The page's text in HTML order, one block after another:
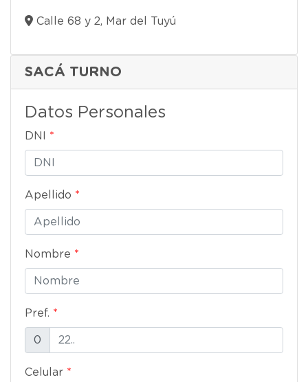
Calle 68 y 2, Mar del Tuyú
SACÁ TURNO
Datos Personales
DNI *
Apellido *
Nombre *
Pref. *
0
Celular *